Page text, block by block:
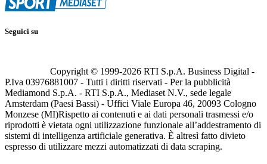
Seguici su
Copyright © 1999-2026 RTI S.p.A. Business Digital -
P.Iva 03976881007 - Tutti i diritti riservati - Per la pubblicità
Mediamond S.p.A. - RTI S.p.A., Mediaset N.V., sede legale
Amsterdam (Paesi Bassi) - Uffici Viale Europa 46, 20093 Cologno
Monzese (MI)Rispetto ai contenuti e ai dati personali trasmessi e/o
riprodotti è vietata ogni utilizzazione funzionale all’addestramento di
sistemi di intelligenza artificiale generativa. È altresì fatto divieto
espresso di utilizzare mezzi automatizzati di data scraping.